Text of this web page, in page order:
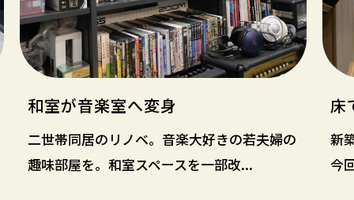
和室が音楽室へ変身
二世帯同居のリノベ。音楽大好きの若夫婦の
趣味部屋を。和室スペースを一部改...
床
新
今